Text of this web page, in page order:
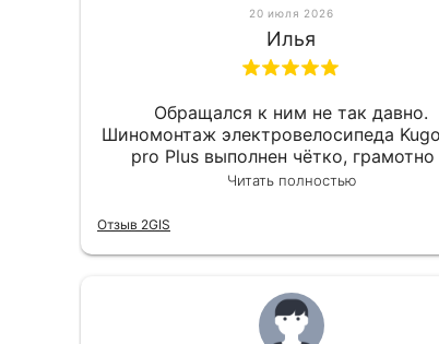
20 июля 2026
Илья
Обращался к ним не так давно.
Шиномонтаж электровелосипеда
pro Plus выполнен чётко, грамотно
квалифицированно. Всё сделано
Читать полностью
Отзыв 2GIS